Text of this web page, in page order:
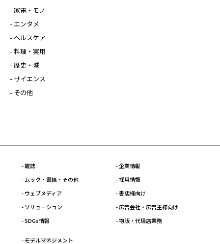
- 家電・モノ
- エンタメ
- ヘルスケア
- 料理・実用
- 歴史・城
- サイエンス
- その他
- 雑誌
- ムック・書籍・その他
- ウェブメディア
- ソリューション
- SDGs情報
- 企業情報
- 採用情報
- 書店様向け
- 広告会社・広告主様向け
- 物販・代理店業務
- モデルマネジメント